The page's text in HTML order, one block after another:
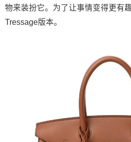
物来装扮它。为了让事情变得更有
Tressage版本。